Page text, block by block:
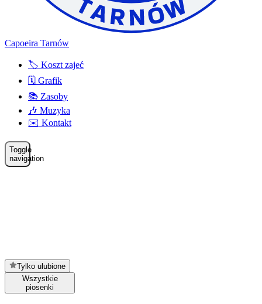
Capoeira Tarnów
🏷️ Koszt zajeć
🗓️ Grafik
📚 Zasoby
🎶 Muzyka
✉️ Kontakt
Toggle
navigation
Tylko ulubione
Wszystkie
piosenki